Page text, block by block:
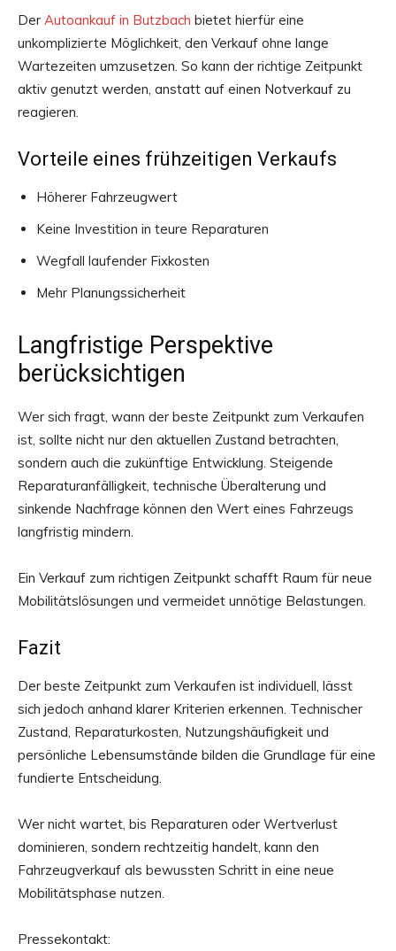
Der Autoankauf in Butzbach bietet hierfür eine
unkomplizierte Möglichkeit, den Verkauf ohne lange
Wartezeiten umzusetzen. So kann der richtige Zeitpunkt
aktiv genutzt werden, anstatt auf einen Notverkauf zu
reagieren.
Vorteile eines frühzeitigen Verkaufs
Höherer Fahrzeugwert
Keine Investition in teure Reparaturen
Wegfall laufender Fixkosten
Mehr Planungssicherheit
Langfristige Perspektive
berücksichtigen
Wer sich fragt, wann der beste Zeitpunkt zum Verkaufen
ist, sollte nicht nur den aktuellen Zustand betrachten,
sondern auch die zukünftige Entwicklung. Steigende
Reparaturanfälligkeit, technische Überalterung und
sinkende Nachfrage können den Wert eines Fahrzeugs
langfristig mindern.
Ein Verkauf zum richtigen Zeitpunkt schafft Raum für neue
Mobilitätslösungen und vermeidet unnötige Belastungen.
Fazit
Der beste Zeitpunkt zum Verkaufen ist individuell, lässt
sich jedoch anhand klarer Kriterien erkennen. Technischer
Zustand, Reparaturkosten, Nutzungshäufigkeit und
persönliche Lebensumstände bilden die Grundlage für eine
fundierte Entscheidung.
Wer nicht wartet, bis Reparaturen oder Wertverlust
dominieren, sondern rechtzeitig handelt, kann den
Fahrzeugverkauf als bewussten Schritt in eine neue
Mobilitätsphase nutzen.
Pressekontakt: